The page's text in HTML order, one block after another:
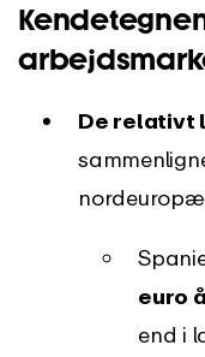
De relativt
euro
end i